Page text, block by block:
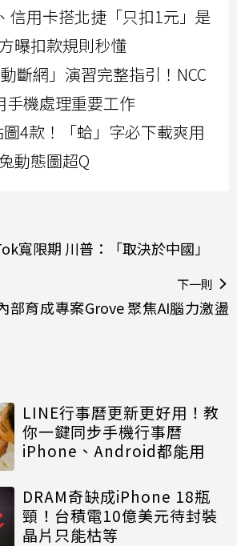
信用卡搭北捷「只扣1元」是
曝扣款規則秒懂
斷網」演習完整指引！NCC
手機處理重要工作
圖4款！「蛤」字必下載爽用
動態圖超Q
寬限期 川普：「取決於中國」
下一則
部育成專案Grove 聚焦AI腦力激盪
LINE行事曆更新更好用！教
你一鍵同步手機行事曆
iPhone、Android都能用
DRAM奇缺成iPhone 18瓶
頸！台積電10億美元待封裝
晶片只能枯等